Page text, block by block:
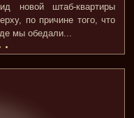
новой штаб-квартиры
по причине того, что
мы обедали...